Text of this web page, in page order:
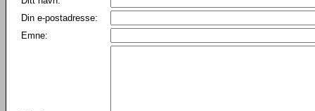
Din e-postadresse:
Emne: